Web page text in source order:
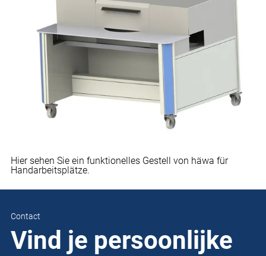
Hier sehen Sie ein funktionelles Gestell von häwa für
Handarbeitsplätze.
Contact
Vind je persoonlijke